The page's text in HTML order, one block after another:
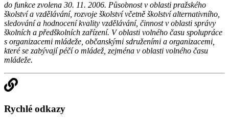
do funkce zvolena 30. 11. 2006. Působnost v oblasti pražského
školství a vzdělávání, rozvoje školství včetně školství alternativního,
sledování a hodnocení kvality vzdělávání, činnost v oblasti správy
školních a předškolních zařízení. V oblasti volného času spolupráce
s organizacemi mládeže, občanskými sdruženími a organizacemi,
které se zabývají péčí o mládež, zejména v oblasti volného času
mládeže.
Rychlé odkazy